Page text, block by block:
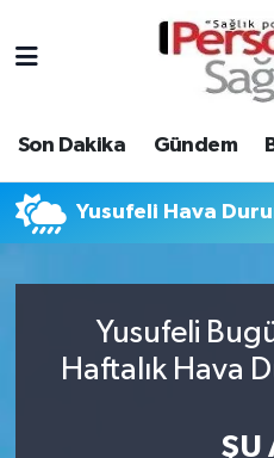
Son Dakika Gündem
Yusufeli Hava
Yusufeli
Haftalık Hava
ŞU
Gündem
Bakanlık
Atamalar
Nöbetçi Eczaneler
Hava Durumu
Trafik Durumu
Tüm Manşetler